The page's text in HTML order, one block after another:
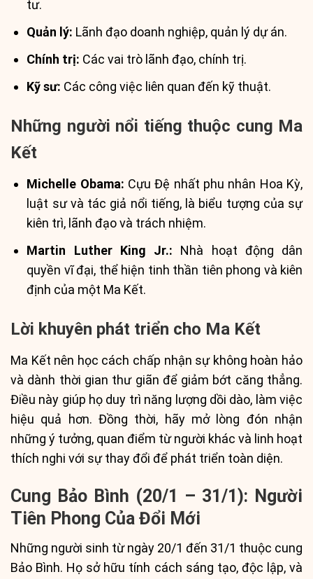
tư.
Quản lý: Lãnh đạo doanh nghiệp, quản lý dự án.
Chính trị: Các vai trò lãnh đạo, chính trị.
Kỹ sư: Các công việc liên quan đến kỹ thuật.
Những người nổi tiếng thuộc cung Ma
Kết
Michelle Obama: Cựu Đệ nhất phu nhân Hoa Kỳ,
luật sư và tác giả nổi tiếng, là biểu tượng của sự
kiên trì, lãnh đạo và trách nhiệm.
Martin Luther King Jr.: Nhà hoạt động dân
quyền vĩ đại, thể hiện tinh thần tiên phong và kiên
định của một Ma Kết.
Lời khuyên phát triển cho Ma Kết
Ma Kết nên học cách chấp nhận sự không hoàn hảo
và dành thời gian thư giãn để giảm bớt căng thẳng.
Điều này giúp họ duy trì năng lượng dồi dào, làm việc
hiệu quả hơn. Đồng thời, hãy mở lòng đón nhận
những ý tưởng, quan điểm từ người khác và linh hoạt
thích nghi với sự thay đổi để phát triển toàn diện.
Cung Bảo Bình (20/1 – 31/1): Người
Tiên Phong Của Đổi Mới
Những người sinh từ ngày 20/1 đến 31/1 thuộc cung
Bảo Bình. Họ sở hữu tính cách sáng tạo, độc lập, và